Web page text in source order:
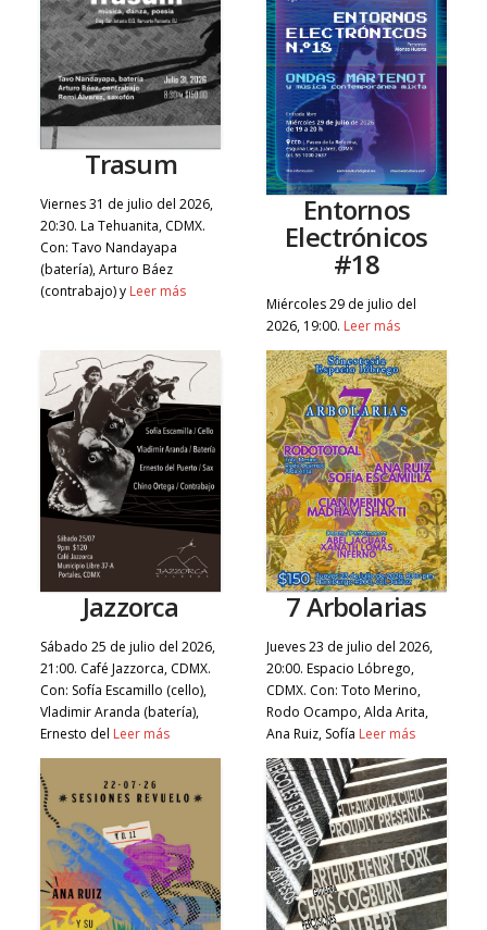
Trasum
Viernes 31 de julio del 2026,
20:30. La Tehuanita, CDMX.
Con: Tavo Nandayapa
(batería), Arturo Báez
(contrabajo) y Leer más
Entornos
Electrónicos
#18
Miércoles 29 de julio del
2026, 19:00. Leer más
Jazzorca
Sábado 25 de julio del 2026,
21:00. Café Jazzorca, CDMX.
Con: Sofía Escamillo (cello),
Vladimir Aranda (batería),
Ernesto del Leer más
7 Arbolarias
Jueves 23 de julio del 2026,
20:00. Espacio Lóbrego,
CDMX. Con: Toto Merino,
Rodo Ocampo, Alda Arita,
Ana Ruiz, Sofía Leer más